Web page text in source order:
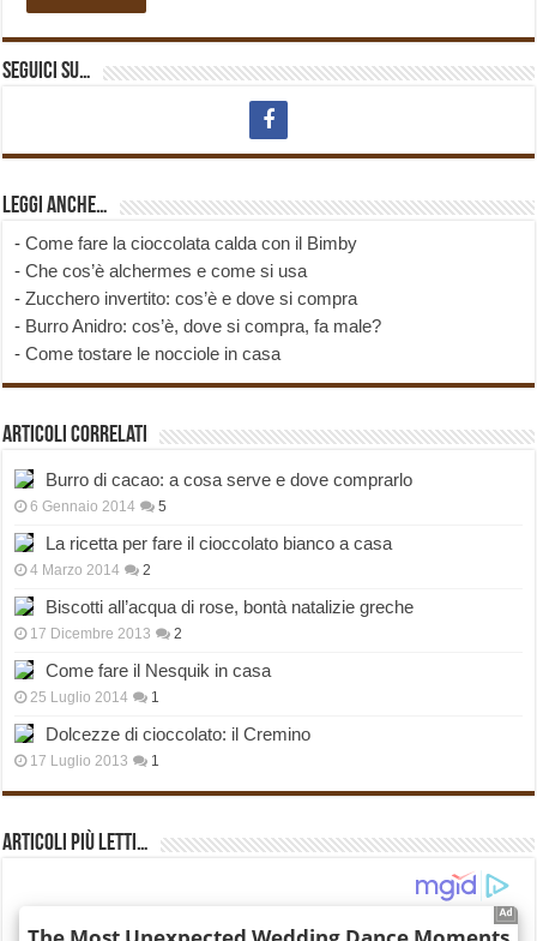
Seguici su…
Leggi anche…
-Come fare la cioccolata calda con il Bimby
-Che cos’è alchermes e come si usa
-Zucchero invertito: cos’è e dove si compra
- Burro Anidro: cos’è, dove si compra, fa male?
-Come tostare le nocciole in casa
Articoli correlati
Burro di cacao: a cosa serve e dove comprarlo
6 Gennaio 2014 5
La ricetta per fare il cioccolato bianco a casa
4 Marzo 2014 2
Biscotti all’acqua di rose, bontà natalizie greche
17 Dicembre 2013 2
Come fare il Nesquik in casa
25 Luglio 2014 1
Dolcezze di cioccolato: il Cremino
17 Luglio 2013 1
Articoli più Letti…